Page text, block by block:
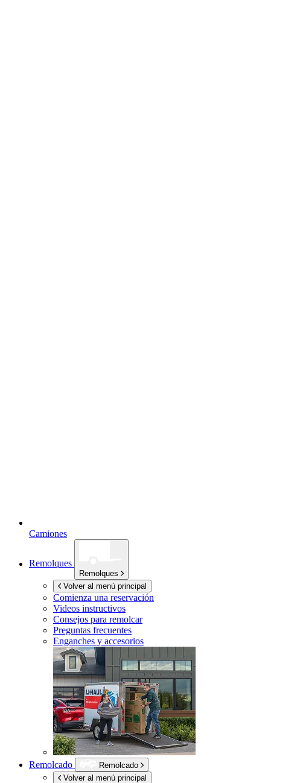
Camiones
Remolques
Remolques
Volver al menú principal
Comienza una reservación
Videos instructivos
Consejos para remolcar
Preguntas frecuentes
Enganches y accesorios
Remolcado
Remolcado
Volver al menú principal